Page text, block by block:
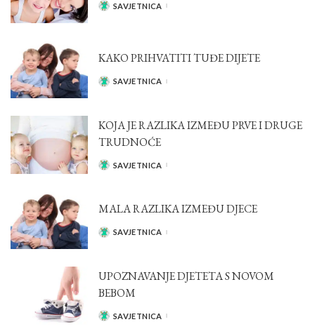
POSTED
SAVJETNICA
KAKO PRIHVATITI TUĐE DIJETE
POSTED
SAVJETNICA
KOJA JE RAZLIKA IZMEĐU PRVE I DRUGE
TRUDNOĆE
POSTED
SAVJETNICA
MALA RAZLIKA IZMEĐU DJECE
POSTED
SAVJETNICA
UPOZNAVANJE DJETETA S NOVOM
BEBOM
POSTED
SAVJETNICA